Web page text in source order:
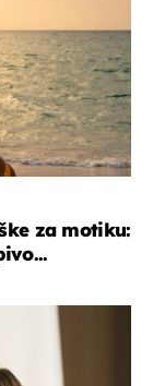
za motiku: